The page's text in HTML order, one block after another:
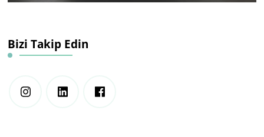
Bizi Takip Edin